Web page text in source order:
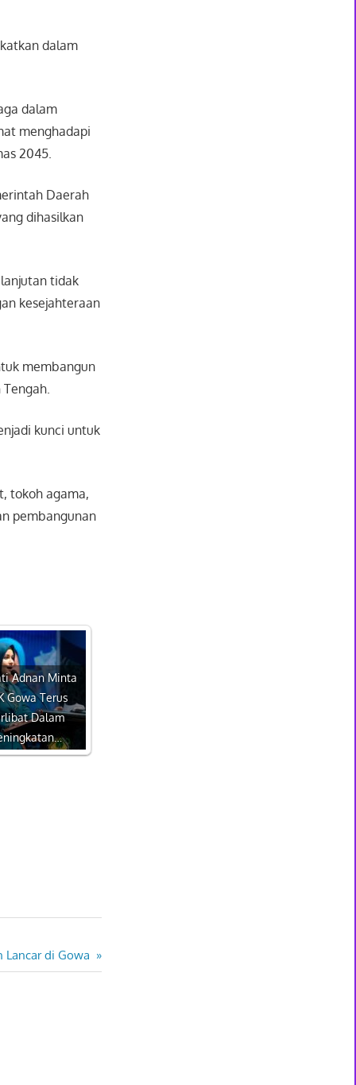
dalam
dalam
menghadapi
2045.
Daerah
dihasilkan
tidak
kesejahteraan
membangun
kunci untuk
tokoh agama,
pembangunan
Adnan Minta
Gowa Terus
Dalam
Lancar di Gowa